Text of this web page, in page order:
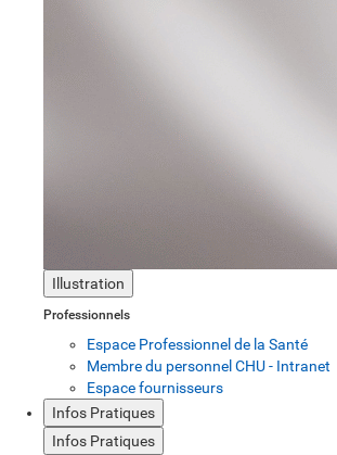
Illustration
Professionnels
Espace Professionnel de la Santé
Membre du personnel CHU - Intranet
Espace fournisseurs
Infos Pratiques
Infos Pratiques